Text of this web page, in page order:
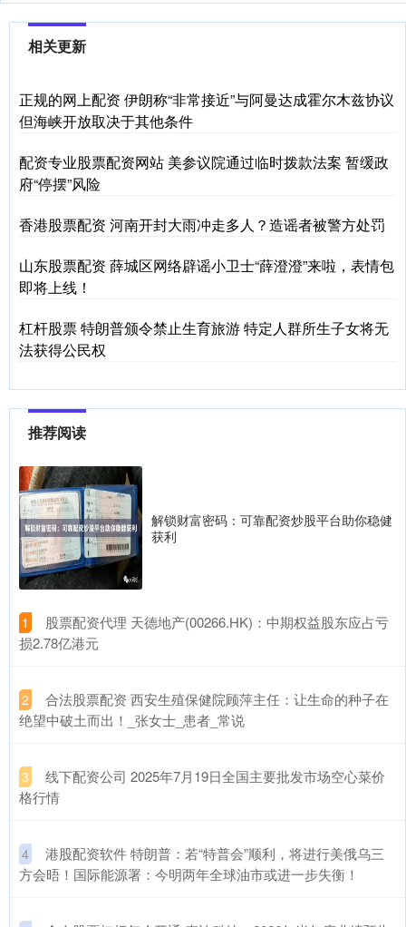
相关更新
正规的网上配资 伊朗称“非常接近”与阿曼达成霍尔木兹协议
但海峡开放取决于其他条件
配资专业股票配资网站 美参议院通过临时拨款法案 暂缓政
府“停摆”风险
香港股票配资 河南开封大雨冲走多人？造谣者被警方处罚
山东股票配资 薛城区网络辟谣小卫士“薛澄澄”来啦，表情包
即将上线！
杠杆股票 特朗普颁令禁止生育旅游 特定人群所生子女将无
法获得公民权
推荐阅读
解锁财富密码：可靠配资炒股平台助你稳健
获利
1
​股票配资代理 天德地产(00266.HK)：中期权益股东应占亏
损2.78亿港元
2
​合法股票配资 西安生殖保健院顾萍主任：让生命的种子在
绝望中破土而出！_张女士_患者_常说
3
​线下配资公司 2025年7月19日全国主要批发市场空心菜价
格行情
4
​港股配资软件 特朗普：若“特普会”顺利，将进行美俄乌三
方会晤！国际能源署：今明两年全球油市或进一步失衡！